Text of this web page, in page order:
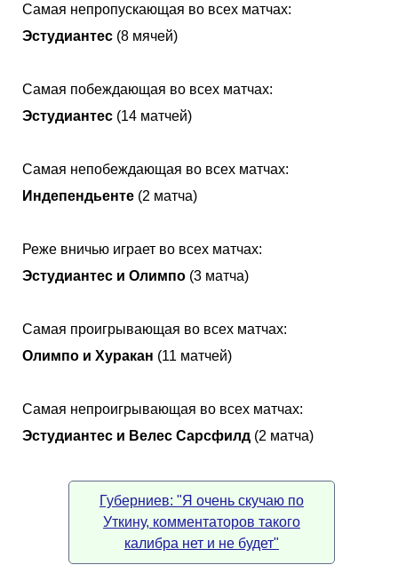
Самая непропускающая во всех матчах:
Эстудиантес (8 мячей)
Самая побеждающая во всех матчах:
Эстудиантес (14 матчей)
Самая непобеждающая во всех матчах:
Индепендьенте (2 матча)
Реже вничью играет во всех матчах:
Эстудиантес и Олимпо (3 матча)
Самая проигрывающая во всех матчах:
Олимпо и Хуракан (11 матчей)
Самая непроигрывающая во всех матчах:
Эстудиантес и Велес Сарсфилд (2 матча)
Губерниев: "Я очень скучаю по
Уткину, комментаторов такого
калибра нет и не будет"